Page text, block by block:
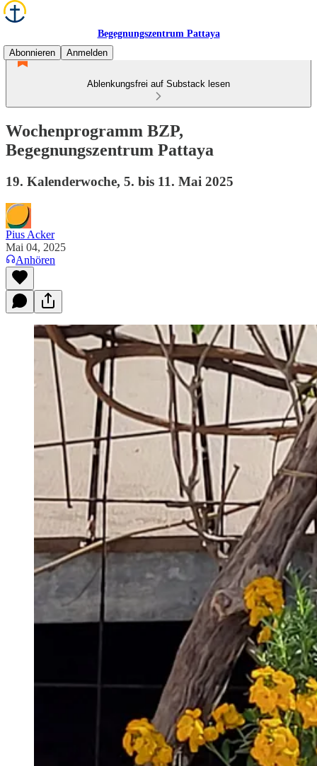
Begegnungszentrum Pattaya
Abonnieren
Anmelden
Ablenkungsfrei auf Substack lesen
Wochenprogramm BZP,
Begegnungszentrum Pattaya
19. Kalenderwoche, 5. bis 11. Mai 2025
Pius Acker
Mai 04, 2025
Anhören